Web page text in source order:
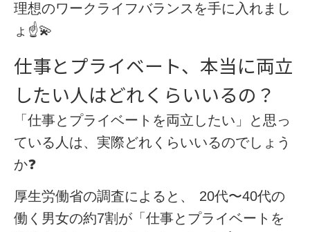
理想のワークライフバランスを手に入れまし
ょ☝️💫
仕事とプライベート、本当に両立
したい人はどれくらいいるの？
「仕事とプライベートを両立したい」と思っ
ている人は、実際どれくらいいるのでしょう
か❓
厚生労働省の調査によると、
20代〜40代の
働く男女の約7割 が「仕事とプライベートを